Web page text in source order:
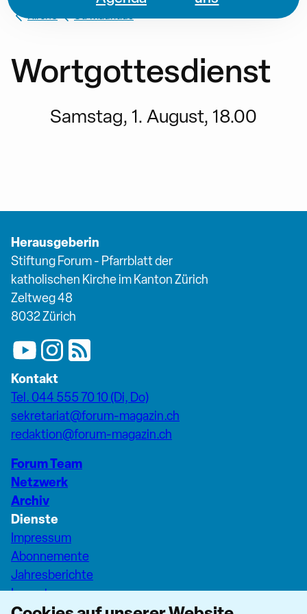
Kirche St. Mauritius
Wortgottesdienst
Samstag, 1. August, 18.00
Herausgeberin
Stiftung Forum - Pfarrblatt der
katholischen Kirche im Kanton Zürich
Zeltweg 48
8032 Zürich
Kontakt
Tel. 044 555 70 10 (Di, Do)
sekretariat@forum-magazin.ch
redaktion@forum-magazin.ch
Forum Team
Netzwerk
Archiv
Dienste
Impressum
Abonnemente
Jahresberichte
Inserate